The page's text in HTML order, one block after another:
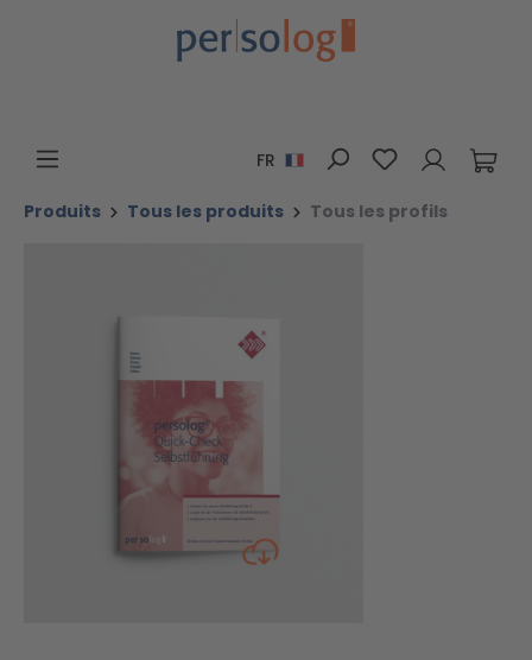
Passer au contenu principal
FR Vous avez 0
Produits Tous les produits
Tous les profils